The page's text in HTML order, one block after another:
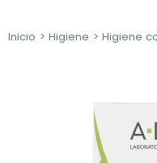
Inicio Higiene Higiene